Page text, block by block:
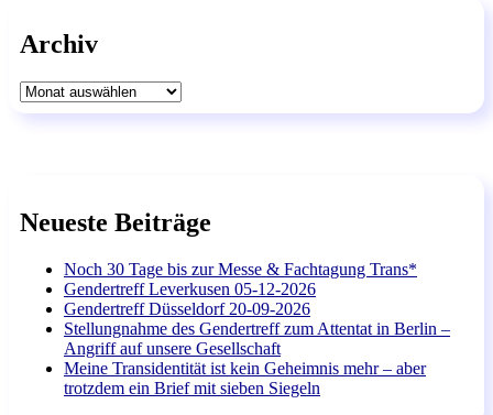
Archiv
Archiv
Neueste Beiträge
Noch 30 Tage bis zur Messe & Fachtagung Trans*
Gendertreff Leverkusen 05-12-2026
Gendertreff Düsseldorf 20-09-2026
Stellungnahme des Gendertreff zum Attentat in Berlin –
Angriff auf unsere Gesellschaft
Meine Transidentität ist kein Geheimnis mehr – aber
trotzdem ein Brief mit sieben Siegeln